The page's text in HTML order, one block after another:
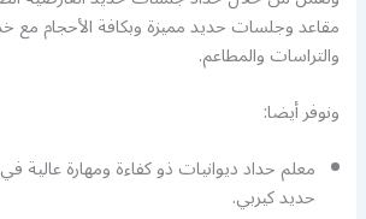
مقاعد وجلسات حديد مميزة وبكافة الأحجام مع
والتراسات والمطاعم.
ونوفر أيضا:
معلم حداد ديوانيات ذو كفاءة ومهارة
حديد كيربي.